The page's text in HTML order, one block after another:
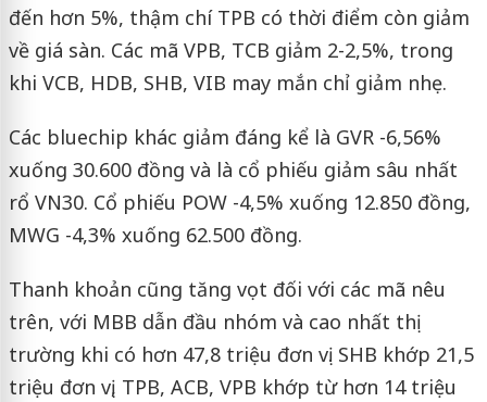
đến hơn 5%, thậm chí TPB có thời điểm còn giảm
về giá sàn. Các mã VPB, TCB giảm 2-2,5%, trong
khi VCB, HDB, SHB, VIB may mắn chỉ giảm nhẹ.
Các bluechip khác giảm đáng kể là GVR -6,56%
xuống 30.600 đồng và là cổ phiếu giảm sâu nhất
rổ VN30. Cổ phiếu POW -4,5% xuống 12.850 đồng,
MWG -4,3% xuống 62.500 đồng.
Thanh khoản cũng tăng vọt đối với các mã nêu
trên, với MBB dẫn đầu nhóm và cao nhất thị
trường khi có hơn 47,8 triệu đơn vị. SHB khớp 21,5
triệu đơn vị, TPB, ACB, VPB khớp từ hơn 14 triệu